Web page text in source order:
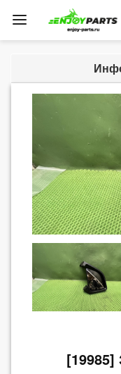
Toggle
navigation